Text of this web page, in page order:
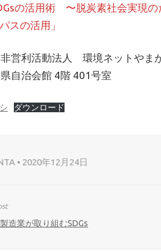
の活用術 〜脱炭素社会実現の
スの活用」
営利活動法人 環境ネットやま
自治会館 4階 401号室
ダウンロード
• 2020年12月24日
造業が取り組むSDGs